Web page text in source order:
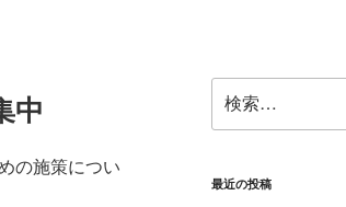
中
の施策につい
索:
最近の投稿